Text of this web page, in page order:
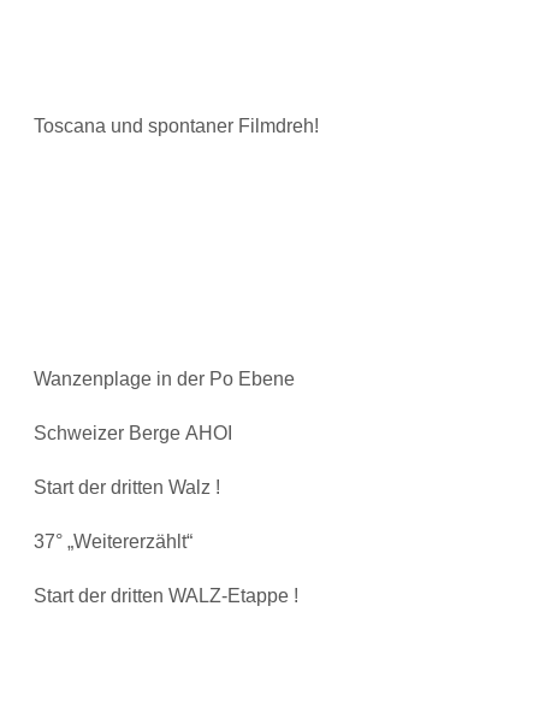
Toscana und spontaner Filmdreh!
Wanzenplage in der Po Ebene
Schweizer Berge AHOI
Start der dritten Walz !
37° „Weitererzählt“
Start der dritten WALZ-Etappe !